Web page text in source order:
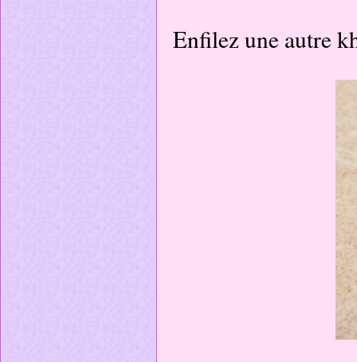
Enfilez une autre